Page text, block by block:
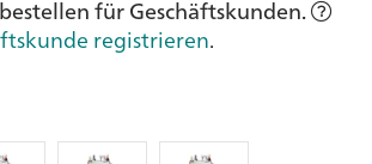
für Geschäftskunden.
registrieren.